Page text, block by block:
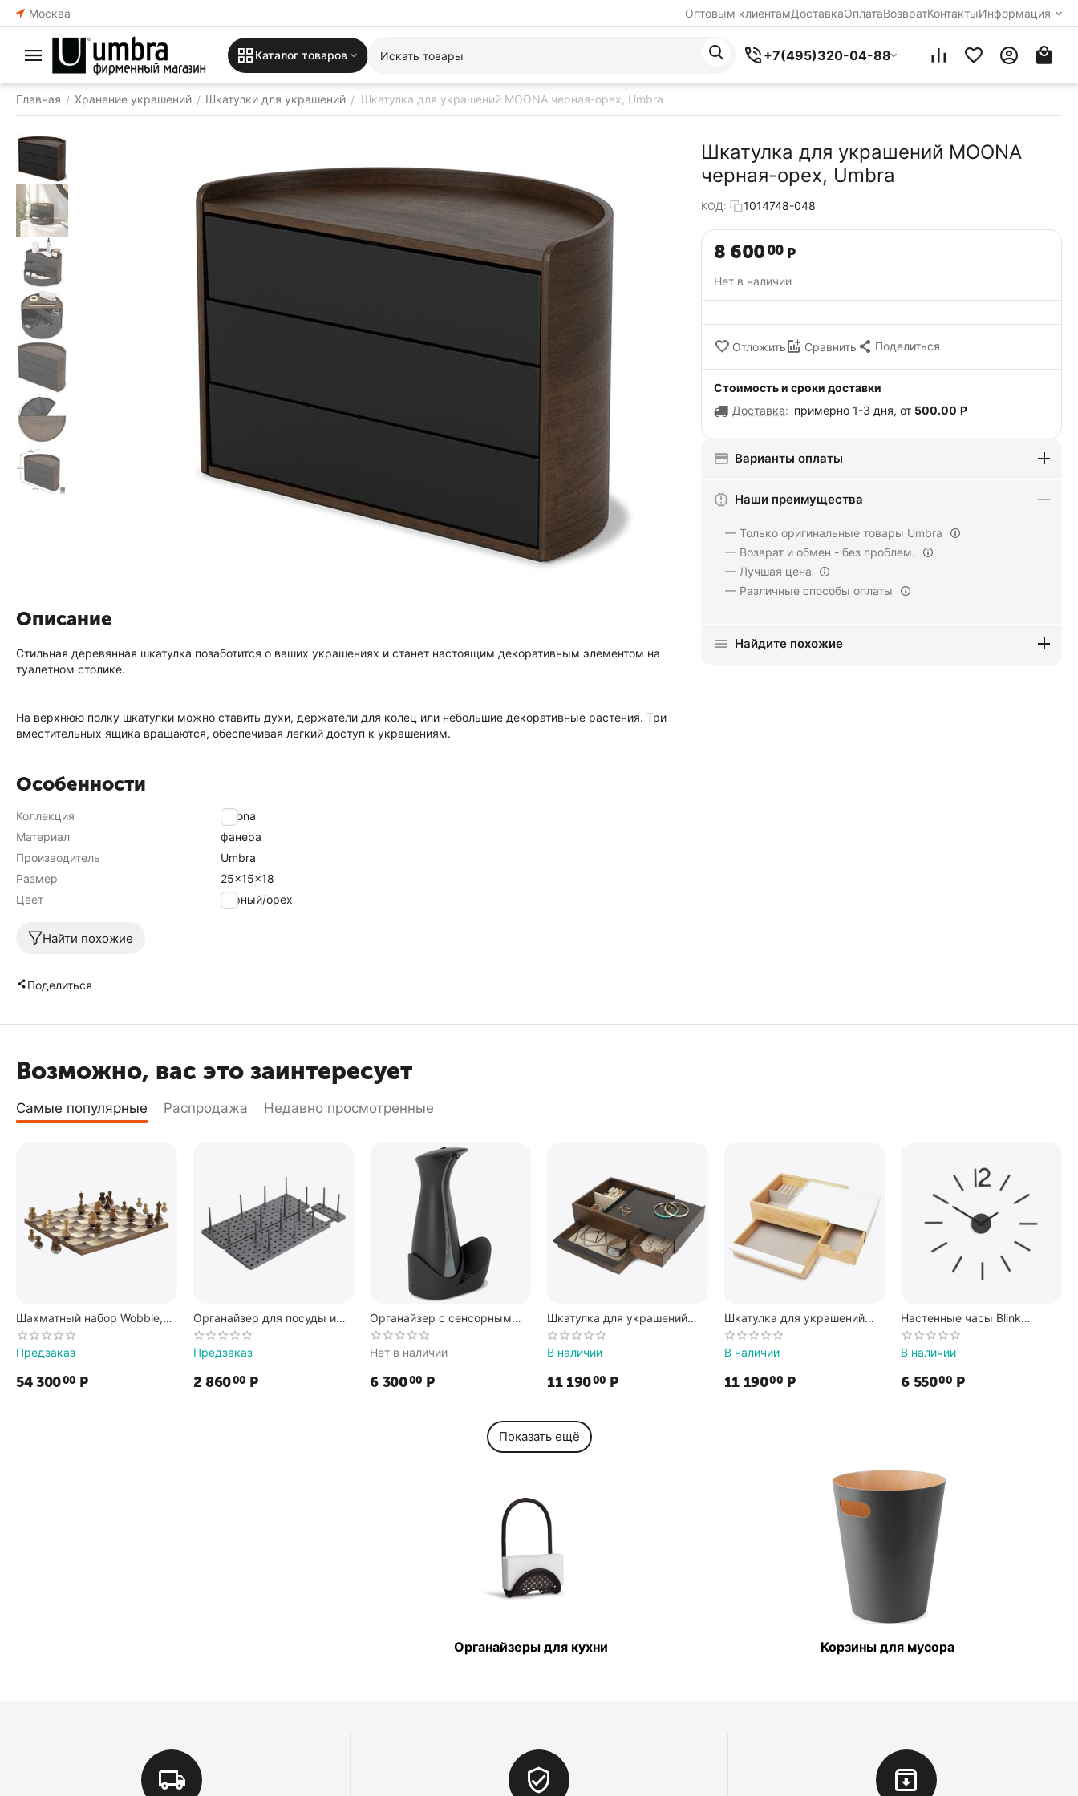
Москва Оптовым клиентамДоставкаОплатаВозвратКонтактыИнформация
Каталог товаров +7(495)320-04-88
Главная / Хранение украшений / Шкатулки для украшений / Шкатулка для украшений MOONA черная-орех, Umbra
Шкатулка для украшений MOONA
черная-орех, Umbra
КОД: 1014748-048
8 60000 Р
Нет в наличии
Отложить Сравнить Поделиться
Стоимость и сроки доставки
Доставка: примерно 1-3 дня, от 500.00 Р
Варианты оплаты
Наши преимущества
— Только оригинальные товары Umbra
— Возврат и обмен - без проблем.
— Лучшая цена
— Различные способы оплаты
Найдите похожие
Описание
Стильная деревянная шкатулка позаботится о ваших украшениях и станет настоящим декоративным элементом на
туалетном столике.
На верхнюю полку шкатулки можно ставить духи, держатели для колец или небольшие декоративные растения. Три
вместительных ящика вращаются, обеспечивая легкий доступ к украшениям.
Особенности
Коллекция
Moona
Материал
фанера
Производитель
Umbra
Размер
25x15x18
Цвет
чёрный/орех
Найти похожие
Поделиться
Возможно, вас это заинтересует
Самые популярные Распродажа Недавно просмотренные
Шахматный набор Wobble,
Umbra
Предзаказ
54 30000 Р
Органайзер для посуды и
столовых приборов Peggy
серый, Umbra
Предзаказ
2 86000 Р
Органайзер с сенсорным
диспенсером для мыла Otto
Caddy Auto черный, Umbra
Нет в наличии
6 30000 Р
Шкатулка для украшений
Stowit чёрный-орех, Umbra
В наличии
11 19000 Р
Шкатулка для украшений
Stowit, Umbra
В наличии
11 19000 Р
Настенные часы Blink
чёрные, Umbra
В наличии
6 55000 Р
Показать ещё
Органайзеры для кухни Корзины для мусора